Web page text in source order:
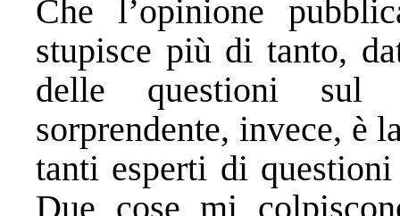
Che l’opinione
stupisce più di tanto,
delle questioni sul
sorprendente, invece, è
tanti esperti di
Due cose mi